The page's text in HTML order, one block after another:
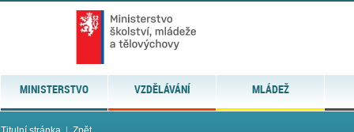
MINISTERSTVO VZDĚLÁVÁNÍ MLÁDEŽ